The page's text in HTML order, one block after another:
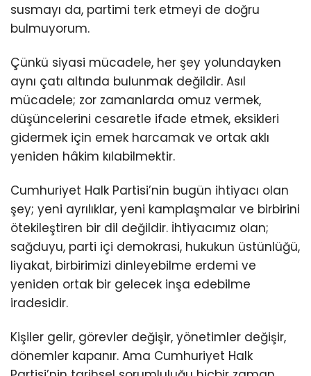
susmayı da, partimi terk etmeyi de doğru
bulmuyorum.
Çünkü siyasi mücadele, her şey yolundayken
aynı çatı altında bulunmak değildir. Asıl
mücadele; zor zamanlarda omuz vermek,
düşüncelerini cesaretle ifade etmek, eksikleri
gidermek için emek harcamak ve ortak aklı
yeniden hâkim kılabilmektir.
Cumhuriyet Halk Partisi’nin bugün ihtiyacı olan
şey; yeni ayrılıklar, yeni kamplaşmalar ve birbirini
ötekileştiren bir dil değildir. İhtiyacımız olan;
sağduyu, parti içi demokrasi, hukukun üstünlüğü,
liyakat, birbirimizi dinleyebilme erdemi ve
yeniden ortak bir gelecek inşa edebilme
iradesidir.
Kişiler gelir, görevler değişir, yönetimler değişir,
dönemler kapanır. Ama Cumhuriyet Halk